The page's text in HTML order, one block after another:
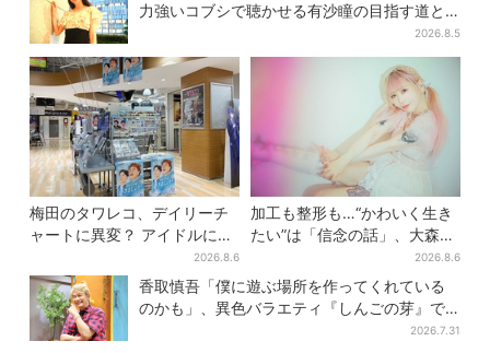
力強いコブシで聴かせる有沙瞳の目指す道と
2026.8.5
梅田のタワレコ、デイリーチ
ャートに異変？ アイドルに混
じり“マユリカ”が1位に…お笑
いが強すぎる理由とは
2026.8.6
加工も整形も…“かわいく生き
たい”は「信念の話」、大森靖
2026.8.6
香取慎吾「僕に遊ぶ場所を作ってくれている
のかも」、異色バラエティ『しんごの芽』で
2026.7.31